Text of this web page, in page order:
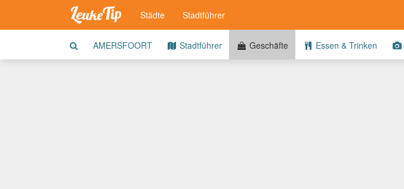
Städte Stadtführer
AMERSFOORT Stadtführer Geschäfte Essen & Trinken